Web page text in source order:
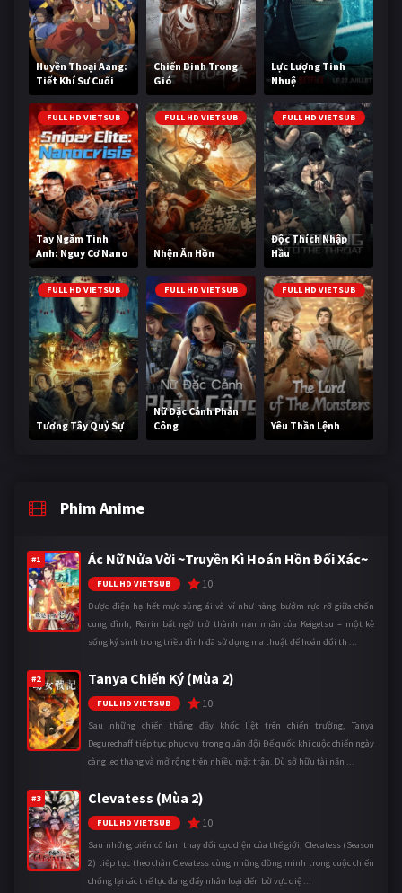
Huyền Thoại Aang:
Tiết Khí Sư Cuối
Cùng
Chiến Binh Trong
Gió
Lực Lượng Tinh
Nhuệ
FULL HD VIETSUB
Tay Ngắm Tinh
Anh: Nguy Cơ Nano
FULL HD VIETSUB
Nhện Ăn Hồn
FULL HD VIETSUB
Độc Thích Nhập
Hầu
FULL HD VIETSUB
Tương Tây Quỷ Sự
FULL HD VIETSUB
Nữ Đặc Cảnh Phản
Công
FULL HD VIETSUB
Yêu Thần Lệnh
Phim Anime
#1 Ác Nữ Nửa Vời ~Truyền Kì Hoán Hồn Đổi Xác~
FULL HD VIETSUB 10
Được điện hạ hết mực sủng ái và ví như nàng bướm rực rỡ giữa chốn
cung đình, Reirin bất ngờ trở thành nạn nhân của Keigetsu – một kẻ
sống ký sinh trong triều đình đã sử dụng ma thuật để hoán đổi th ...
#2 Tanya Chiến Ký (Mùa 2)
FULL HD VIETSUB 10
Sau những chiến thắng đầy khốc liệt trên chiến trường, Tanya
Degurechaff tiếp tục phục vụ trong quân đội Đế quốc khi cuộc chiến ngày
càng leo thang và mở rộng trên nhiều mặt trận. Dù sở hữu tài năn ...
#3 Clevatess (Mùa 2)
FULL HD VIETSUB 10
Sau những biến cố làm thay đổi cục diện của thế giới, Clevatess (Season
2) tiếp tục theo chân Clevatess cùng những đồng minh trong cuộc chiến
chống lại các thế lực đang đẩy nhân loại đến bờ vực diệ ...